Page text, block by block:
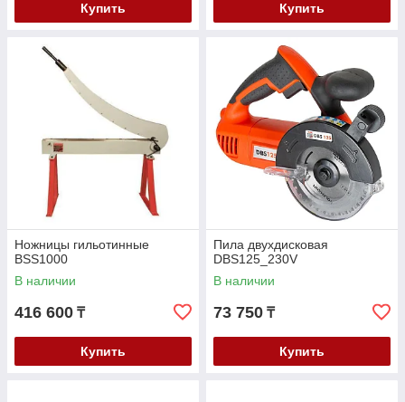
Купить Купить
Ножницы гильотинные
BSS1000
В наличии
416 600 ₸
Купить
Пила двухдисковая
DBS125_230V
В наличии
73 750 ₸
Купить